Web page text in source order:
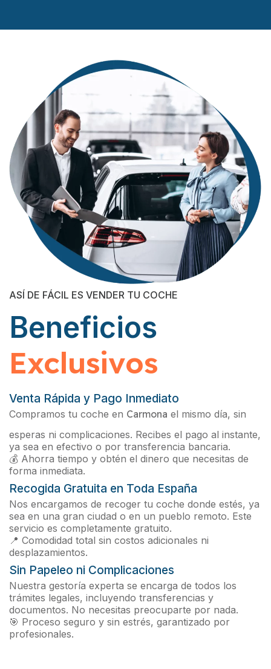
ASÍ DE FÁCIL ES VENDER TU COCHE
Beneficios
Exclusivos
Venta Rápida y Pago Inmediato
Compramos tu coche en Carmona el mismo día, sin
esperas ni complicaciones. Recibes el pago al instante,
ya sea en efectivo o por transferencia bancaria.
💰 Ahorra tiempo y obtén el dinero que necesitas de
forma inmediata.
Recogida Gratuita en Toda España
Nos encargamos de recoger tu coche donde estés, ya
sea en una gran ciudad o en un pueblo remoto. Este
servicio es completamente gratuito.
📍 Comodidad total sin costos adicionales ni
desplazamientos.
Sin Papeleo ni Complicaciones
Nuestra gestoría experta se encarga de todos los
trámites legales, incluyendo transferencias y
documentos. No necesitas preocuparte por nada.
🎯 Proceso seguro y sin estrés, garantizado por
profesionales.